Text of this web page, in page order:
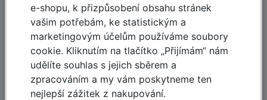
Skvělé ceny
Které vás potěší
Kvalifikovaný
Odborný tým Krause
e-shopu, k přizpůsobení obsahu stránek
vašim potřebám, ke statistickým a
marketingovým účelům používáme soubory
cookie. Kliknutím na tlačítko „Přijímám“ nám
udělíte souhlas s jejich sběrem a
zpracováním a my vám poskytneme ten
nejlepší zážitek z nakupování.